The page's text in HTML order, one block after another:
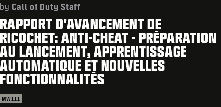
ASSISTANCE
XBOX GAME PASS
CONNEXION|S'INSCRIRE
by Call of Duty Staff
RAPPORT D'AVANCEMENT DE
RICOCHET: ANTI-CHEAT - PRÉPARATION
AU LANCEMENT, APPRENTISSAGE
AUTOMATIQUE ET NOUVELLES
FONCTIONNALITÉS
MWIII